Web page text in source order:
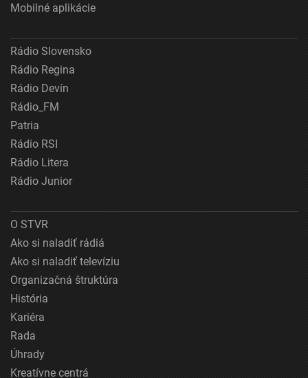
Mobilné aplikácie
Rádio Slovensko
Rádio Regina
Rádio Devín
Rádio_FM
Patria
Rádio RSI
Rádio Litera
Rádio Junior
O STVR
Ako si naladiť rádiá
Ako si naladiť televíziu
Organizačná štruktúra
História
Kariéra
Rada
Úhrady
Kreatívne centrá